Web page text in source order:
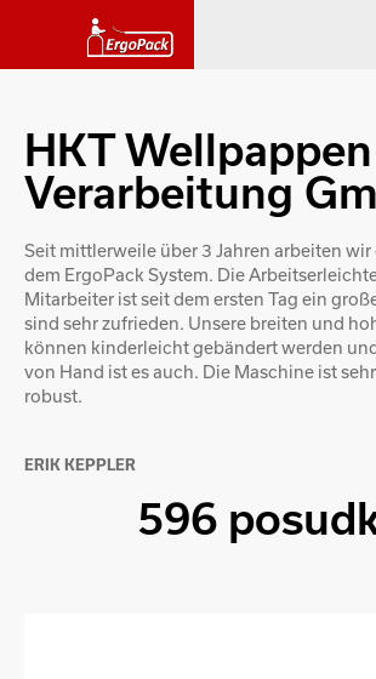
HKT Wellpappen
Verarbeitung
Seit mittlerweile über 3 Jahren arbeiten
dem ErgoPack System. Die
Mitarbeiter ist seit dem ersten Tag ein
sind sehr zufrieden. Unsere breiten und
können kinderleicht gebändert werden
von Hand ist es auch. Die Maschine ist
robust.
ERIK KEPPLER
596